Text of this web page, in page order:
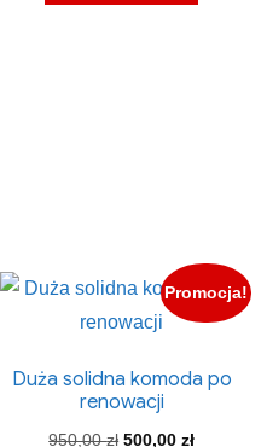
Promocja!
Duża solidna komoda po
renowacji
950,00zł Pierwotna
500,00złAktualna